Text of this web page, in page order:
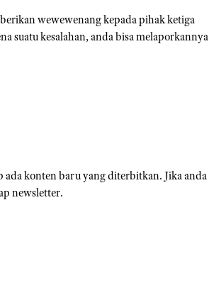
wewewenang kepada pihak ketiga
suatu kesalahan, anda bisa melaporkannya
ada konten baru yang diterbitkan. Jika anda
newsletter.